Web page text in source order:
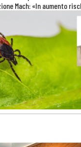
Mach: «In aumento